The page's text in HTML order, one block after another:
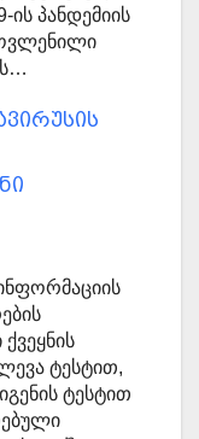
ის პანდემიის
ტესტით,
ტესტით